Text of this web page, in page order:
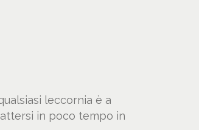
leccornia è a
in poco tempo in